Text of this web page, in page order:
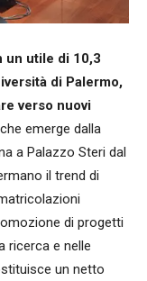
un utile di 10,3
di Palermo,
verso nuovi
emerge dalla
a Palazzo Steri dal
il trend di
di progetti
ricerca e nelle
un netto